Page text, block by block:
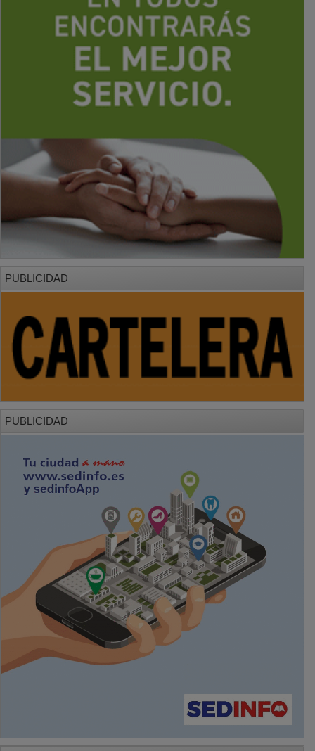
PUBLICIDAD
PUBLICIDAD
PUBLICIDAD